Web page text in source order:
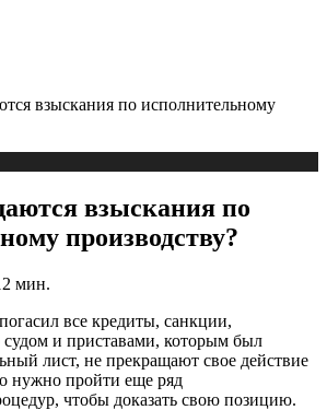
взыскания по исполнительному
взыскания по
производству?
мин.
все кредиты, санкции,
и приставами, которым был
лист, не прекращают свое действие
нужно пройти еще ряд
чтобы доказать свою позицию.